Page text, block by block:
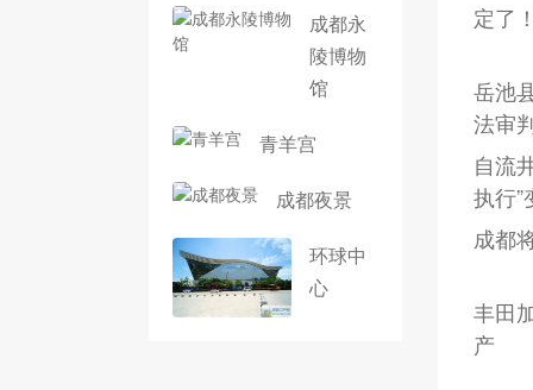
成都永
陵博物
馆
青羊宫
成都夜景
环球中
心
定了
岳池
法审
自流
执行”
成都
丰田
产